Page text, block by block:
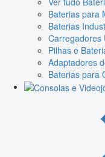
Baterias para
Baterias
Carregadores
Pilhas e
Adaptadores
Baterias para